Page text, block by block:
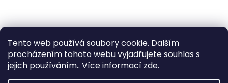
Tento web používá soubory cookie. Dalším
procházením tohoto webu vyjadřujete souhlas s
jejich používáním.. Více informací zde.